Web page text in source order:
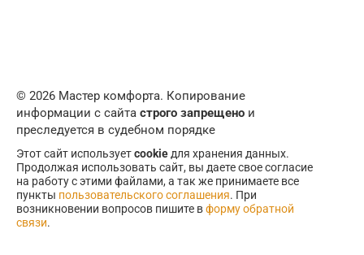
© 2026 Мастер комфорта. Копирование
информации с сайта строго запрещено и
преследуется в судебном порядке
Этот сайт используетcookie для хранения данных.
Продолжая использовать сайт, вы даете свое согласие
на работу с этими файлами, а так же принимаете все
пункты пользовательского соглашения. При
возникновении вопросов пишите вформу обратной
связи.